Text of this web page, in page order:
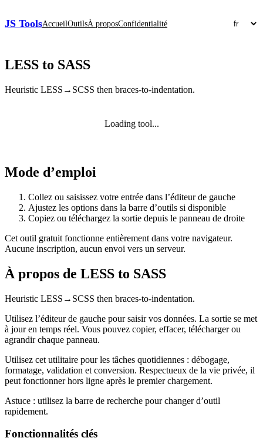
JS ToolsAccueilOutilsÀ proposConfidentialité
LESS to SASS
Heuristic LESS→SCSS then braces-to-indentation.
Loading tool...
Mode d’emploi
Collez ou saisissez votre entrée dans l’éditeur de gauche
Ajustez les options dans la barre d’outils si disponible
Copiez ou téléchargez la sortie depuis le panneau de droite
Cet outil gratuit fonctionne entièrement dans votre navigateur.
Aucune inscription, aucun envoi vers un serveur.
À propos de LESS to SASS
Heuristic LESS→SCSS then braces-to-indentation.
Utilisez l’éditeur de gauche pour saisir vos données. La sortie se met
à jour en temps réel. Vous pouvez copier, effacer, télécharger ou
agrandir chaque panneau.
Utilisez cet utilitaire pour les tâches quotidiennes : débogage,
formatage, validation et conversion. Respectueux de la vie privée, il
peut fonctionner hors ligne après le premier chargement.
Astuce : utilisez la barre de recherche pour changer d’outil
rapidement.
Fonctionnalités clés